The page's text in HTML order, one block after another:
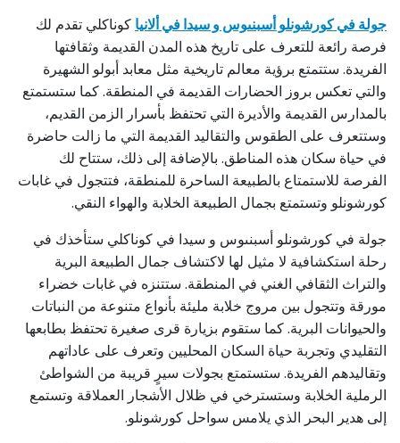
جولة في كورشونلو أسبنىوس و سيدا في ألانيا كوناكلي تقدم لك
فرصة رائعة للتعرف على تاريخ هذه المدن القديمة وثقافتها
الفريدة. ستتمتع برؤية معالم تاريخية مثل معابد أبولو الشهيرة
والتي تعكس بروز الحضارات القديمة في المنطقة. كما ستستمتع
بالمدارس القديمة والأديرة التي تحتفظ بأسرار الزمن القديم،
وستتعرف على الطقوس والتقاليد القديمة التي ما زالت حاضرة
في حياة سكان هذه المناطق. بالإضافة إلى ذلك، ستتاح لك
الفرصة للاستمتاع بالطبيعة الساحرة للمنطقة، فتتجول في غابات
كورشونلو وتستمتع بجمال الطبيعة الخلابة والهواء النقي.
جولة في كورشونلو أسبنىوس و سيدا في كوناكلي ستأخذك في
رحلة استكشافية لا مثيل لها لاكتشاف جمال الطبيعة البرية
والتراث الثقافي الغني في المنطقة. ستتنزه في غابات خضراء
مورقة وتتجول بين مروج خلابة مليئة بأنواع متنوعة من النباتات
والحيوانات البرية. كما ستقوم بزيارة قرى صغيرة تحتفظ بطابعها
التقليدي وتجربة حياة السكان المحليين وتعرف على عاداتهم
وتقاليدهم الفريدة. ستستمتع بجولات سيرٍ قريبة من الشواطئ
الرملية الخلابة وستسترخي في ظلال الأشجار العملاقة وتستمع
إلى هدير البحر الذي يلامس سواحل كورشونلو.